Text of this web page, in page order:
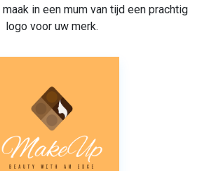
in een mum van tijd een prachtig
logo voor uw merk.